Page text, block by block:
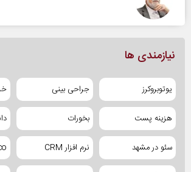
نیازمندی ها
یوتوبروکرز جراحی بینی
هزینه پست بخورات
سئو در مشهد نرم افزار CRM